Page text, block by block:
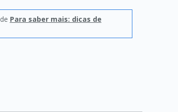
Para saber mais: dicas de